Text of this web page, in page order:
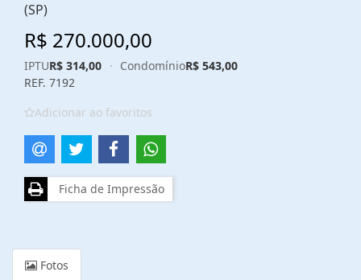
(SP)
R$ 270.000,00
IPTUR$ 314,00 · CondomínioR$ 543,00
REF. 7192
Adicionar ao favoritos
Ficha de Impressão
Fotos